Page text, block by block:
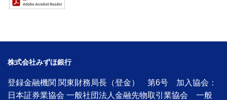
株式会社みずほ銀行
登録金融機関 関東財務局長（登金） 第6号 加入協会：
日本証券業協会 一般社団法人金融先物取引業協会 一般